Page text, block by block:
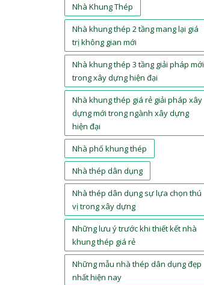
Nhà Khung Thép
Nhà khung thép 2 tầng mang lại giá
trị không gian mới
Nhà khung thép 3 tầng giải pháp mới
trong xây dựng hiện đại
Nhà khung thép giá rẻ giải pháp xây
dựng mới trong ngành xây dựng
hiện đại
Nhà phố khung thép
Nhà thép dân dụng
Nhà thép dân dụng sự lựa chọn thú
vị trong xây dựng
Những lưu ý trước khi thiết kết nhà
khung thép giá rẻ
Những mẫu nhà thép dân dụng đẹp
nhất hiện nay